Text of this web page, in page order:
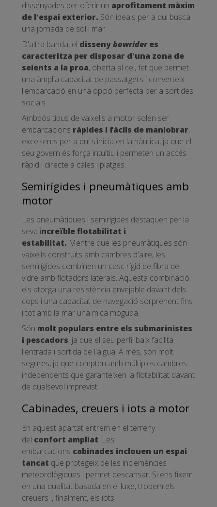
dissenyades per oferir un aprofitament màxim
de l'espai exterior. Són ideals per a qui busca
una jornada de sol i mar.
D'altra banda, el dissenybowrideres
caracteritza per disposar d'una zona de
seients a la proa, oberta al cel, fet que permet
una àmplia capacitat de passatgers i converteix
l'embarcació en una opció perfecta per a sortides
socials.
Ambdós tipus de vaixells a motor solen ser
embarcacions ràpides i fàcils de maniobrar,
excel·lents per a qui s'inicia en la nàutica, ja que el
seu govern és força intuïtiu i permeten un accés
ràpid i directe a cales i platges.
Semirígides i pneumàtiques amb
motor
Les pneumàtiques i semirígides destaquen per la
seva increïble flotabilitat i
estabilitat. Mentre que les pneumàtiques són
vaixells construïts amb cambres d'aire, les
semirígides combinen un casc rígid de fibra de
vidre amb flotadors laterals. Aquesta combinació
els atorga una resistència envejable davant dels
cops i una capacitat de navegació sorprenent fins
i tot amb la mar una mica moguda.
Són molt populars entre els submarinistes
i pescadors, ja que el seu perfil baix facilita
l'entrada i sortida de l'aigua. A més, són molt
segures, ja que compten amb múltiples cambres
independents que garanteixen la flotabilitat davant
de qualsevol imprevist.
Cabinades, creuers i iots a motor
En aquest apartat entrem en el terreny
del confort ampliat. Les
embarcacions cabinades inclouen un espai
tancat que protegeix de les inclemències
meteorològiques i permet descansar. Si ens fixem
en una qualitat basada en el luxe, trobem els
creuers i, finalment, els iots.